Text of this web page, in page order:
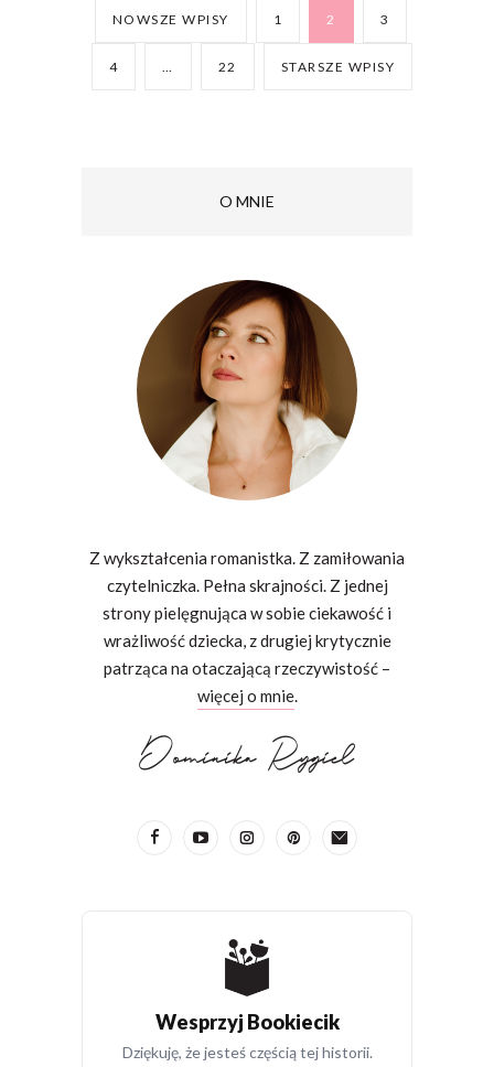
NOWSZE WPISY 1 2 3
4 22 STARSZE WPISY
O MNIE
Z wykształcenia romanistka. Z zamiłowania
czytelniczka. Pełna skrajności. Z jednej
strony pielęgnująca w sobie ciekawość i
wrażliwość dziecka, z drugiej krytycznie
patrząca na otaczającą rzeczywistość –
więcej o mnie.
Wesprzyj Bookiecik
Dziękuję, że jesteś częścią tej historii.